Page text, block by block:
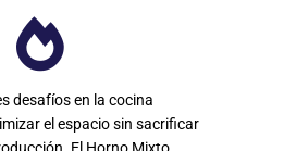
desafíos en la cocina
el espacio sin sacrificar